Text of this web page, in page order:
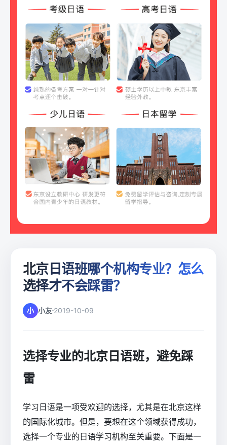
北京日语班哪个机构专业？怎么
选择才不会踩雷？
小 小友 2019-10-09
选择专业的北京日语班，避免踩
雷
学习日语是一项受欢迎的选择，尤其是在北京这样
的国际化城市。但是，要想在这个领域获得成功，
选择一个专业的日语学习机构至关重要。下面是一